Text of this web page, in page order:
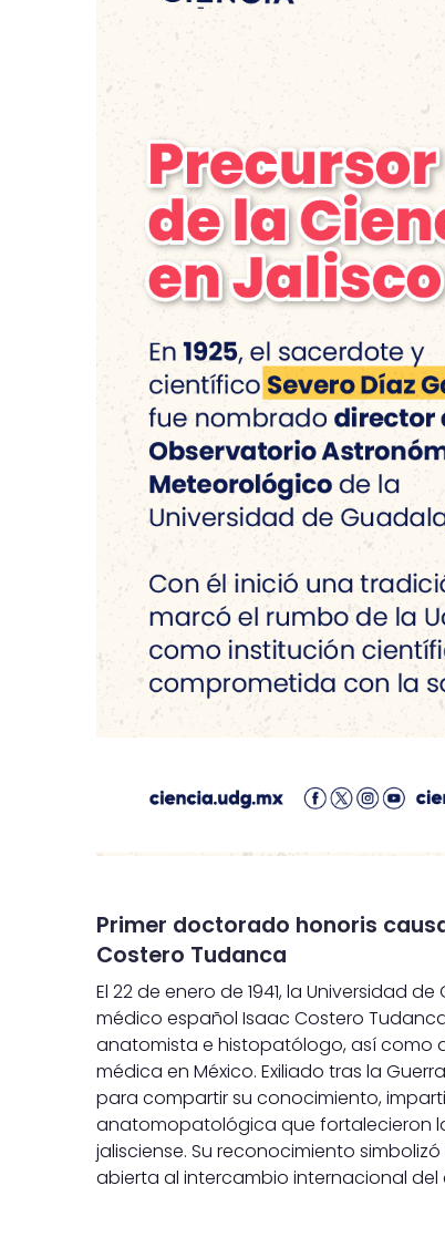
Primer doctorado honoris
Costero Tudanca
El 22 de enero de 1941, la Universidad
médico español Isaac Costero
anatomista e histopatólogo, así como
médica en México. Exiliado tras la
para compartir su conocimiento,
anatomopatológica que fortalecieron
jalisciense. Su reconocimiento
abierta al intercambio internacional